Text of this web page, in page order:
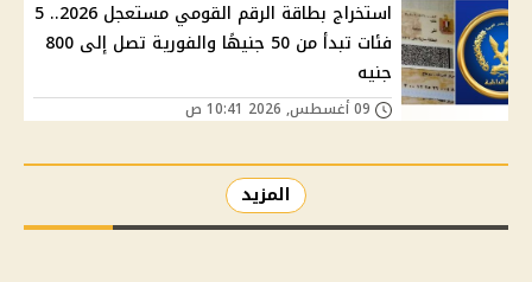
استخراج بطاقة الرقم القومي مستعجل 2026.. 5
فئات تبدأ من 50 جنيهًا والفورية تصل إلى 800
جنيه
المزيد